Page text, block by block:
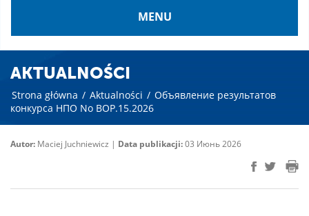
MENU
AKTUALNOŚCI
Strona główna / Aktualności / Объявление результатов
конкурса НПО No BOP.15.2026
Autor: Maciej Juchniewicz | Data publikacji:03 Июнь 2026